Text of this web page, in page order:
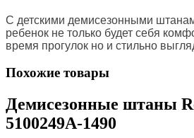
С детскими демисезонными
ребенок не только будет себя
время прогулок но и стильно
Похожие товары
Демисезонные штаны
5100249A-1490